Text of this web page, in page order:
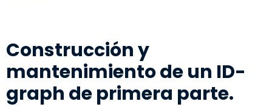
Construcción y
mantenimiento de un ID-
graph de primera parte.